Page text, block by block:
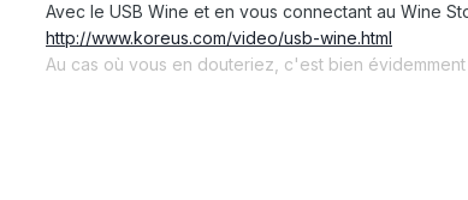
Avec le USB Wine et en vous connectant au Wine
http://www.koreus.com/video/usb-wine.html
Au cas où vous en douteriez, c'est bien évidemment